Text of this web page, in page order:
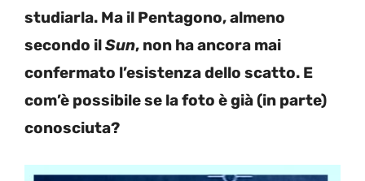
studiarla. Ma il Pentagono, almeno
secondo ilSun, non ha ancora mai
confermato l’esistenza dello scatto. E
com’è possibile se la foto è già (in parte)
conosciuta?